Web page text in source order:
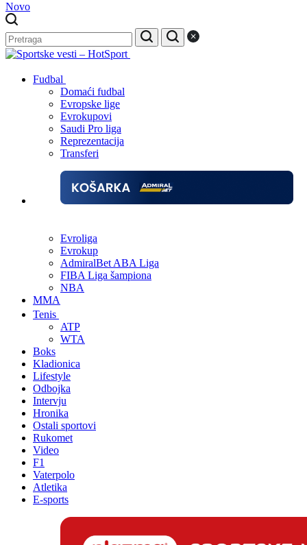
Novo
Fudbal
Domaći fudbal
Evropske lige
Evrokupovi
Saudi Pro liga
Reprezentacija
Transferi
Evroliga
Evrokup
AdmiralBet ABA Liga
FIBA Liga šampiona
NBA
MMA
Tenis
ATP
WTA
Boks
Kladionica
Lifestyle
Odbojka
Intervju
Hronika
Ostali sportovi
Rukomet
Video
F1
Vaterpolo
Atletika
E-sports